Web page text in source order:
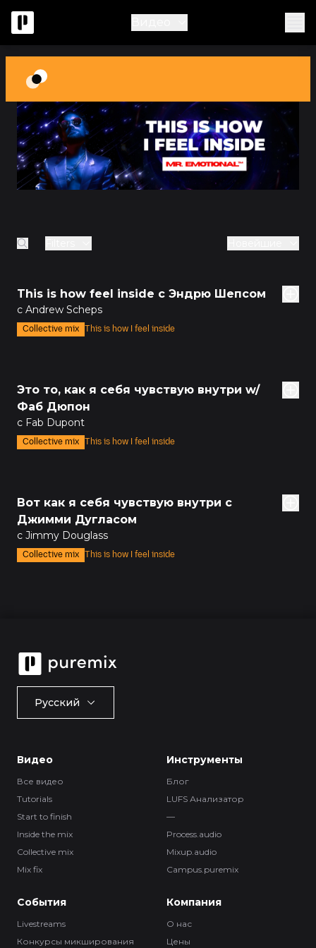
This is how feel inside с Эндрю Шепсом
с Andrew Scheps
Collective mix This is how I feel inside
Это то, как я себя чувствую внутри w/
Фаб Дюпон
с Fab Dupont
Collective mix This is how I feel inside
Вот как я себя чувствую внутри с
Джимми Дугласом
с Jimmy Douglass
Collective mix This is how I feel inside
Русский
Видео
Все видео
Tutorials
Start to finish
Inside the mix
Collective mix
Mix fix
Инструменты
Блог
LUFS Анализатор
—
Process.audio
Mixup.audio
Campus.puremix
События
Livestreams
Конкурсы микширования
Компания
О нас
Цены